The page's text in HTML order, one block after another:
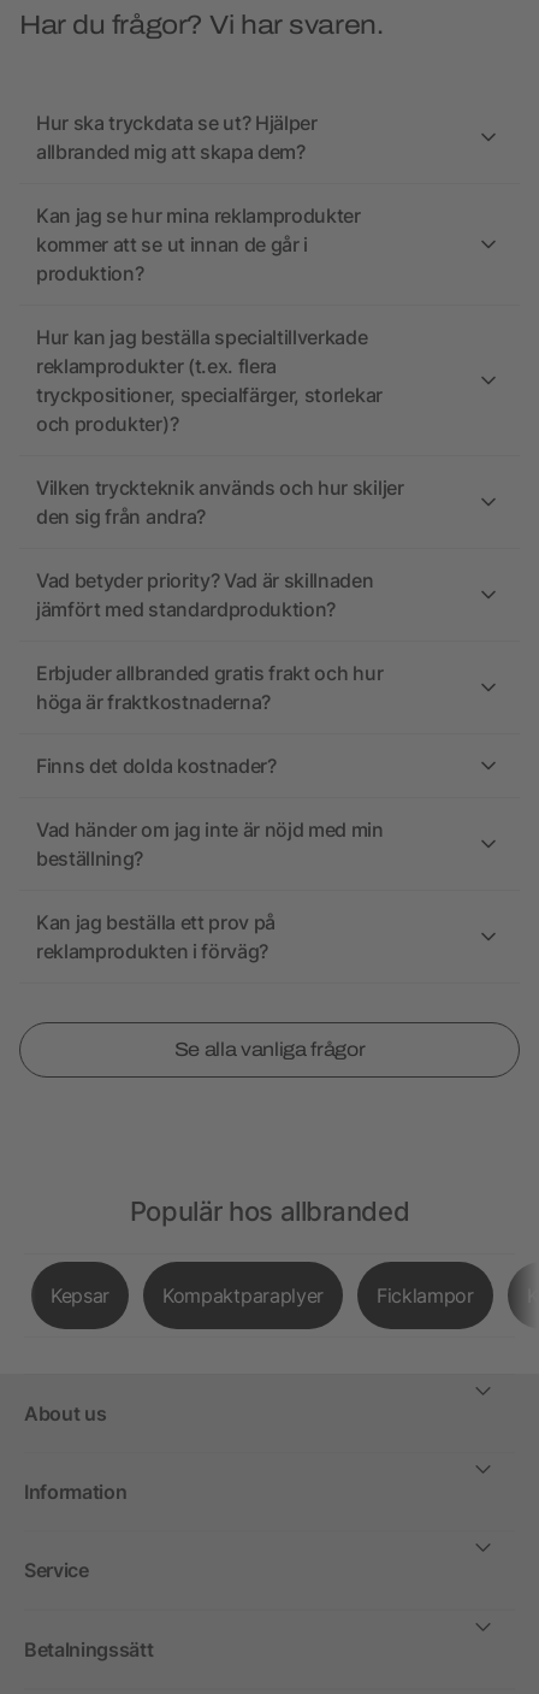
Har du frågor? Vi har svaren.
Hur ska tryckdata se ut? Hjälper
allbranded mig att skapa dem?
Kan jag se hur mina reklamprodukter
kommer att se ut innan de går i
produktion?
Hur kan jag beställa specialtillverkade
reklamprodukter (t.ex. flera
tryckpositioner, specialfärger, storlekar
och produkter)?
Vilken tryckteknik används och hur skiljer
den sig från andra?
Vad betyder priority? Vad är skillnaden
jämfört med standardproduktion?
Erbjuder allbranded gratis frakt och hur
höga är fraktkostnaderna?
Finns det dolda kostnader?
Vad händer om jag inte är nöjd med min
beställning?
Kan jag beställa ett prov på
reklamprodukten i förväg?
Se alla vanliga frågor
Populär hos allbranded
Kepsar Kompaktparaplyer Ficklampor
About us
Information
Service
Betalningssätt